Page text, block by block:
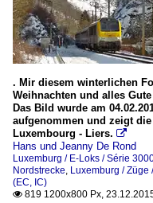
. Mir diesem winterlichen
Weihnachten und alles
Das Bild wurde am
aufgenommen und zeigt die
Luxembourg - Liers. 
Hans und Jeanny De Rond
Luxemburg / E-Loks / Série
Nordstrecke Luxemburg / Züge
(EC, IC)
 819 1200x800 Px,